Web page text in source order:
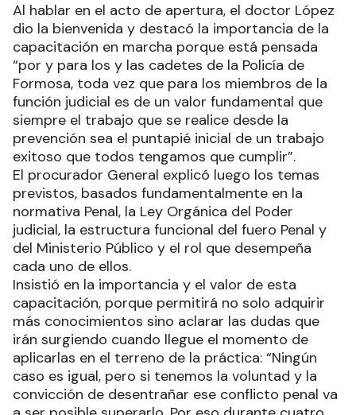
Al hablar en el acto de apertura, el doctor López
dio la bienvenida y destacó la importancia de la
capacitación en marcha porque está pensada
“por y para los y las cadetes de la Policía de
Formosa, toda vez que para los miembros de la
función judicial es de un valor fundamental que
siempre el trabajo que se realice desde la
prevención sea el puntapié inicial de un trabajo
exitoso que todos tengamos que cumplir”.
El procurador General explicó luego los temas
previstos, basados fundamentalmente en la
normativa Penal, la Ley Orgánica del Poder
judicial, la estructura funcional del fuero Penal y
del Ministerio Público y el rol que desempeña
cada uno de ellos.
Insistió en la importancia y el valor de esta
capacitación, porque permitirá no solo adquirir
más conocimientos sino aclarar las dudas que
irán surgiendo cuando llegue el momento de
aplicarlas en el terreno de la práctica: “Ningún
caso es igual, pero si tenemos la voluntad y la
convicción de desentrañar ese conflicto penal va